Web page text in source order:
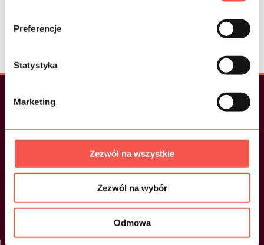
Preferencje
Statystyka
Marketing
Zezwól na wszystkie
Zezwól na wybór
Odmowa
Portfolio